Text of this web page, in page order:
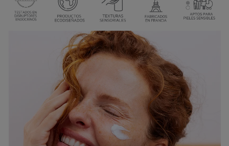
Probado en mecanismos endocrinos estrogénicos, androgénicos y
tiroideos. Pruebas realizadas por un laboratorio independiente con
experiencia en trastornos endocrinos.